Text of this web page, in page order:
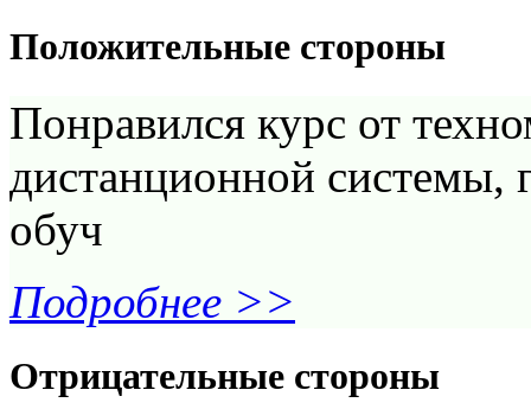
Положительные стороны
Понравился курс от
дистанционной системы,
обуч
Подробнее >>
Отрицательные стороны